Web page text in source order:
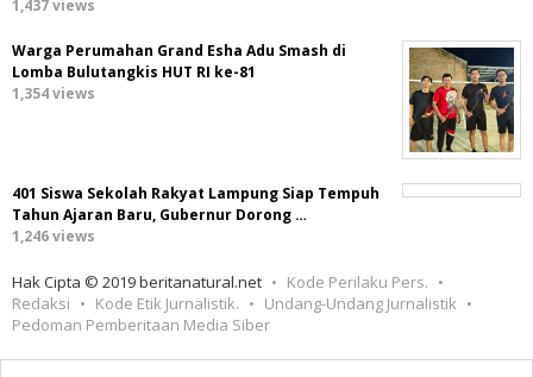
1,437 views
Warga Perumahan Grand Esha Adu Smash di
Lomba Bulutangkis HUT RI ke-81
1,354 views
401 Siswa Sekolah Rakyat Lampung Siap Tempuh
Tahun Ajaran Baru, Gubernur Dorong …
1,246 views
Hak Cipta © 2019 beritanatural.net
Kode Perilaku Pers.
Redaksi
Kode Etik Jurnalistik.
Undang-Undang Jurnalistik
Pedoman Pemberitaan Media Siber